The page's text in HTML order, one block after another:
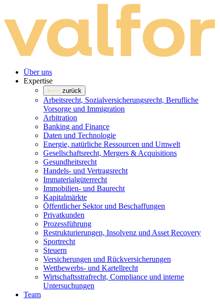
Über uns
Expertise
zurück
Arbeitsrecht, Sozialversicherungsrecht, Berufliche
Vorsorge und Immigration
Arbitration
Banking and Finance
Daten und Technologie
Energie, natürliche Ressourcen und Umwelt
Gesellschaftsrecht, Mergers & Acquisitions
Gesundheitsrecht
Handels- und Vertragsrecht
Immaterialgüterrecht
Immobilien- und Baurecht
Kapitalmärkte
Öffentlicher Sektor und Beschaffungen
Privatkunden
Prozessführung
Restrukturierungen, Insolvenz und Asset Recovery
Sportrecht
Steuern
Versicherungen und Rückversicherungen
Wettbewerbs- und Kartellrecht
Wirtschaftsstrafrecht, Compliance und interne
Untersuchungen
Team